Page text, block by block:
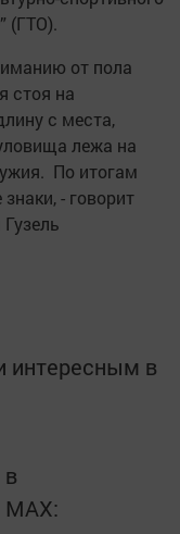
(ГТО).
от пола
стоя на
с места,
лежа на
По итогам
- говорит
интересным в
MАХ: